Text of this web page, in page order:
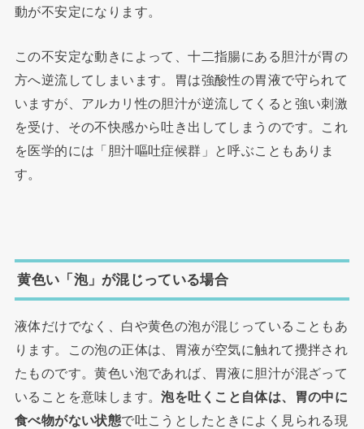
動が不安定になります。
この不安定な動きによって、十二指腸にある胆汁が胃の
方へ逆流してしまいます。胃は強酸性の胃液で守られて
いますが、アルカリ性の胆汁が逆流してくると強い刺激
を受け、その不快感から吐き出してしまうのです。これ
を医学的には「胆汁嘔吐症候群」と呼ぶこともありま
す。
黄色い「泡」が混じっている場合
液体だけでなく、白や黄色の泡が混じっていることもあ
ります。この泡の正体は、胃液が空気に触れて攪拌され
たものです。黄色い泡であれば、胃液に胆汁が混ざって
いることを意味します。泡を吐くこと自体は、胃の中に
食べ物がない状態で吐こうとしたときによく見られる現